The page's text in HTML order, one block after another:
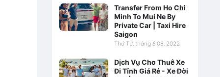
Transfer From Ho Chi
Minh To Mui Ne By
Private Car | Taxi Hire
Saigon
Thứ Tư, tháng 6 08, 2022
Dịch Vụ Cho Thuê Xe
Đi Tỉnh Giá Rẻ - Xe Đời